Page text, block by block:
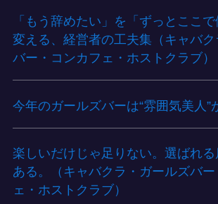
「もう辞めたい」を「ずっとここ
変える、経営者の工夫集（キャバ
バー・コンカフェ・ホストクラブ）
今年のガールズバーは“雰囲気美人”
楽しいだけじゃ足りない。選ばれ
ある。（キャバクラ・ガールズバー
ェ・ホストクラブ）